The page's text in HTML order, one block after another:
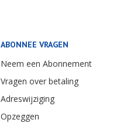
ABONNEE VRAGEN
Neem een Abonnement
Vragen over betaling
Adreswijziging
Opzeggen